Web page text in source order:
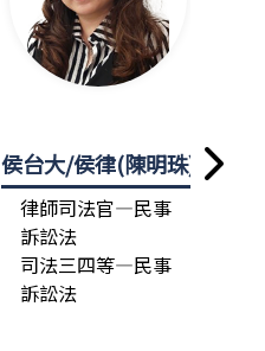
侯台大/侯律(陳明珠)
律師司法官—民事
訴訟法
司法三四等—民事
訴訟法
龍政